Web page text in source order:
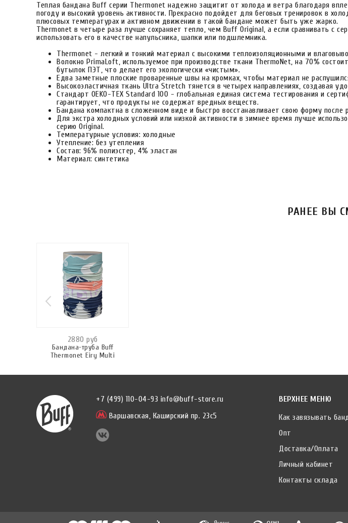
Теплая бандана Buff серии Thermonet надежно защитит от холода и ветра благодаря
погоду и высокий уровень активности. Прекрасно подойдет для беговых тренировок в
плюсовых температурах и активном движении в такой бандане может быть уже жарко.
Thermonet в четыре раза лучше сохраняет тепло, чем Buff Original, а если сравнивать с
использовать его в качестве напульсника, шапки или подшлемника.
Thermonet - легкий и тонкий материал с высокими теплоизоляционными и
Волокно PrimaLoft, используемое при производстве ткани ThermoNet, на 70%
бутылок ПЭТ, что делает его экологически «чистым».
Едва заметные плоские проваренные швы на кромках, чтобы материал не
Высокоэластичная ткань Ultra Stretch тянется в четырех направлениях, создавая
Стандарт OEKO-TEX Standard 100 - глобальная единая система тестирования и
гарантирует, что продукты не содержат вредных веществ.
Бандана компактна в сложенном виде и быстро восстанавливает свою форму после
Для экстра холодных условий или низкой активности в зимнее время лучше
серию Original.
Температурные условия: холодные
Утепление: без утепления
Состав: 96% полиэстер, 4% эластан
Материал: синтетика
РАНЕЕ ВЫ
2880 руб
Бандана-труба Buff
Thermonet Eiry Multi
+7 (499) 110-04-93 info@buff-store.ru
Варшавская, Каширский пр. 23с5
ВЕРХНЕЕ МЕНЮ
Как завязывать
Опт
Доставка/Оплата
Личный кабинет
Контакты склада